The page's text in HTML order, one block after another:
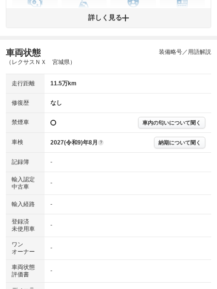
ミッション
ステアリング
ABS その他
※グー故障診断は保証サービスではございません。購入時は必ず現車をご
※実際にお渡しする故障診断書につきましては、形式および表示項目が異
※グー故障診断書はあくまでも実施時点での診断結果となります。将来に
わたり車両状態を担保するものではありませんので、車両情報等の詳細は
詳しく見る
車両状態
（レクサスＮＸ 宮城県）
装備略号／用語解説
走行距離 11.5万km
修復歴 なし
禁煙車 車内の匂いについて聞く
車検 2027(令和9)年8月 ? 納期について聞く
記録簿 -
輸入認定
中古車
-
輸入経路 -
登録済
未使用車
-
ワン
オーナー
-
車両状態
評価書
-